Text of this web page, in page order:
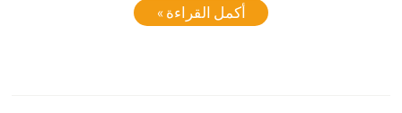
أكمل القراءة »